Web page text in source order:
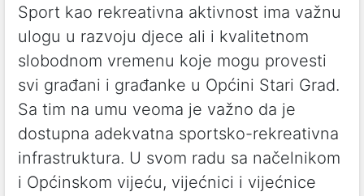
Sport kao rekreativna aktivnost ima važnu
ulogu u razvoju djece ali i kvalitetnom
slobodnom vremenu koje mogu provesti
svi građani i građanke u Općini Stari Grad.
Sa tim na umu veoma je važno da je
dostupna adekvatna sportsko-rekreativna
infrastruktura. U svom radu sa načelnikom
i Općinskom vijeću, vijećnici i vijećnice